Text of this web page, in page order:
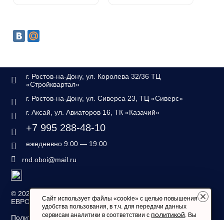
г. Ростов-на-Дону, ул. Королева 32/36 ТЦ
«Стройквартал»
г. Ростов-на-Дону, ул. Сиверса 23, ТЦ «Сиверс»
г. Аксай, ул. Авиаторов 16, ТК «Казачий»
+7 995 288-48-10
ежедневно 9:00 — 19:00
rnd.oboi@mail.ru
© 2026 — «Дом обоев
ЕВРОСТИЛЬ»
Политика конфиденциальности
Сайт использует файлы «cookie» с целью повышения
удобства пользования, в т.ч. для передачи данных
сервисам аналитики в соответствии с политикой. Вы